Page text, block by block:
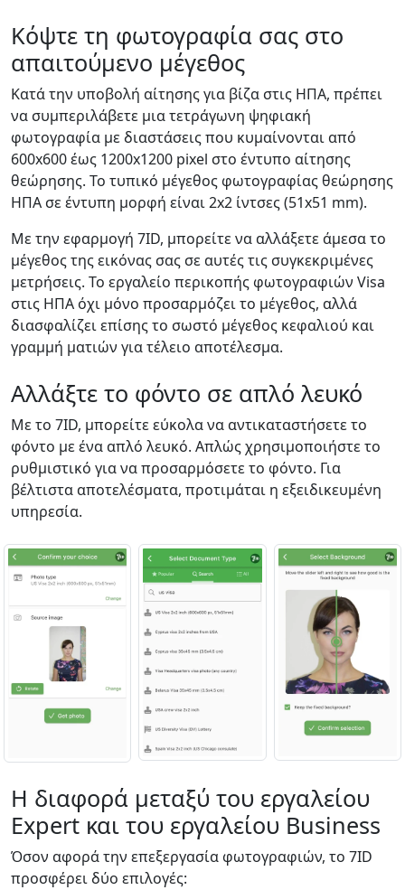
Κόψτε τη φωτογραφία σας στο
απαιτούμενο μέγεθος
Κατά την υποβολή αίτησης για βίζα στις ΗΠΑ, πρέπει
να συμπεριλάβετε μια τετράγωνη ψηφιακή
φωτογραφία με διαστάσεις που κυμαίνονται από
600x600 έως 1200x1200 pixel στο έντυπο αίτησης
θεώρησης. Το τυπικό μέγεθος φωτογραφίας θεώρησης
ΗΠΑ σε έντυπη μορφή είναι 2x2 ίντσες (51x51 mm).
Με την εφαρμογή 7ID, μπορείτε να αλλάξετε άμεσα το
μέγεθος της εικόνας σας σε αυτές τις συγκεκριμένες
μετρήσεις. Το εργαλείο περικοπής φωτογραφιών Visa
στις ΗΠΑ όχι μόνο προσαρμόζει το μέγεθος, αλλά
διασφαλίζει επίσης το σωστό μέγεθος κεφαλιού και
γραμμή ματιών για τέλειο αποτέλεσμα.
Αλλάξτε το φόντο σε απλό λευκό
Με το 7ID, μπορείτε εύκολα να αντικαταστήσετε το
φόντο με ένα απλό λευκό. Απλώς χρησιμοποιήστε το
ρυθμιστικό για να προσαρμόσετε το φόντο. Για
βέλτιστα αποτελέσματα, προτιμάται η εξειδικευμένη
υπηρεσία.
Η διαφορά μεταξύ του εργαλείου
Expert και του εργαλείου Business
Όσον αφορά την επεξεργασία φωτογραφιών, το 7ID
προσφέρει δύο επιλογές: